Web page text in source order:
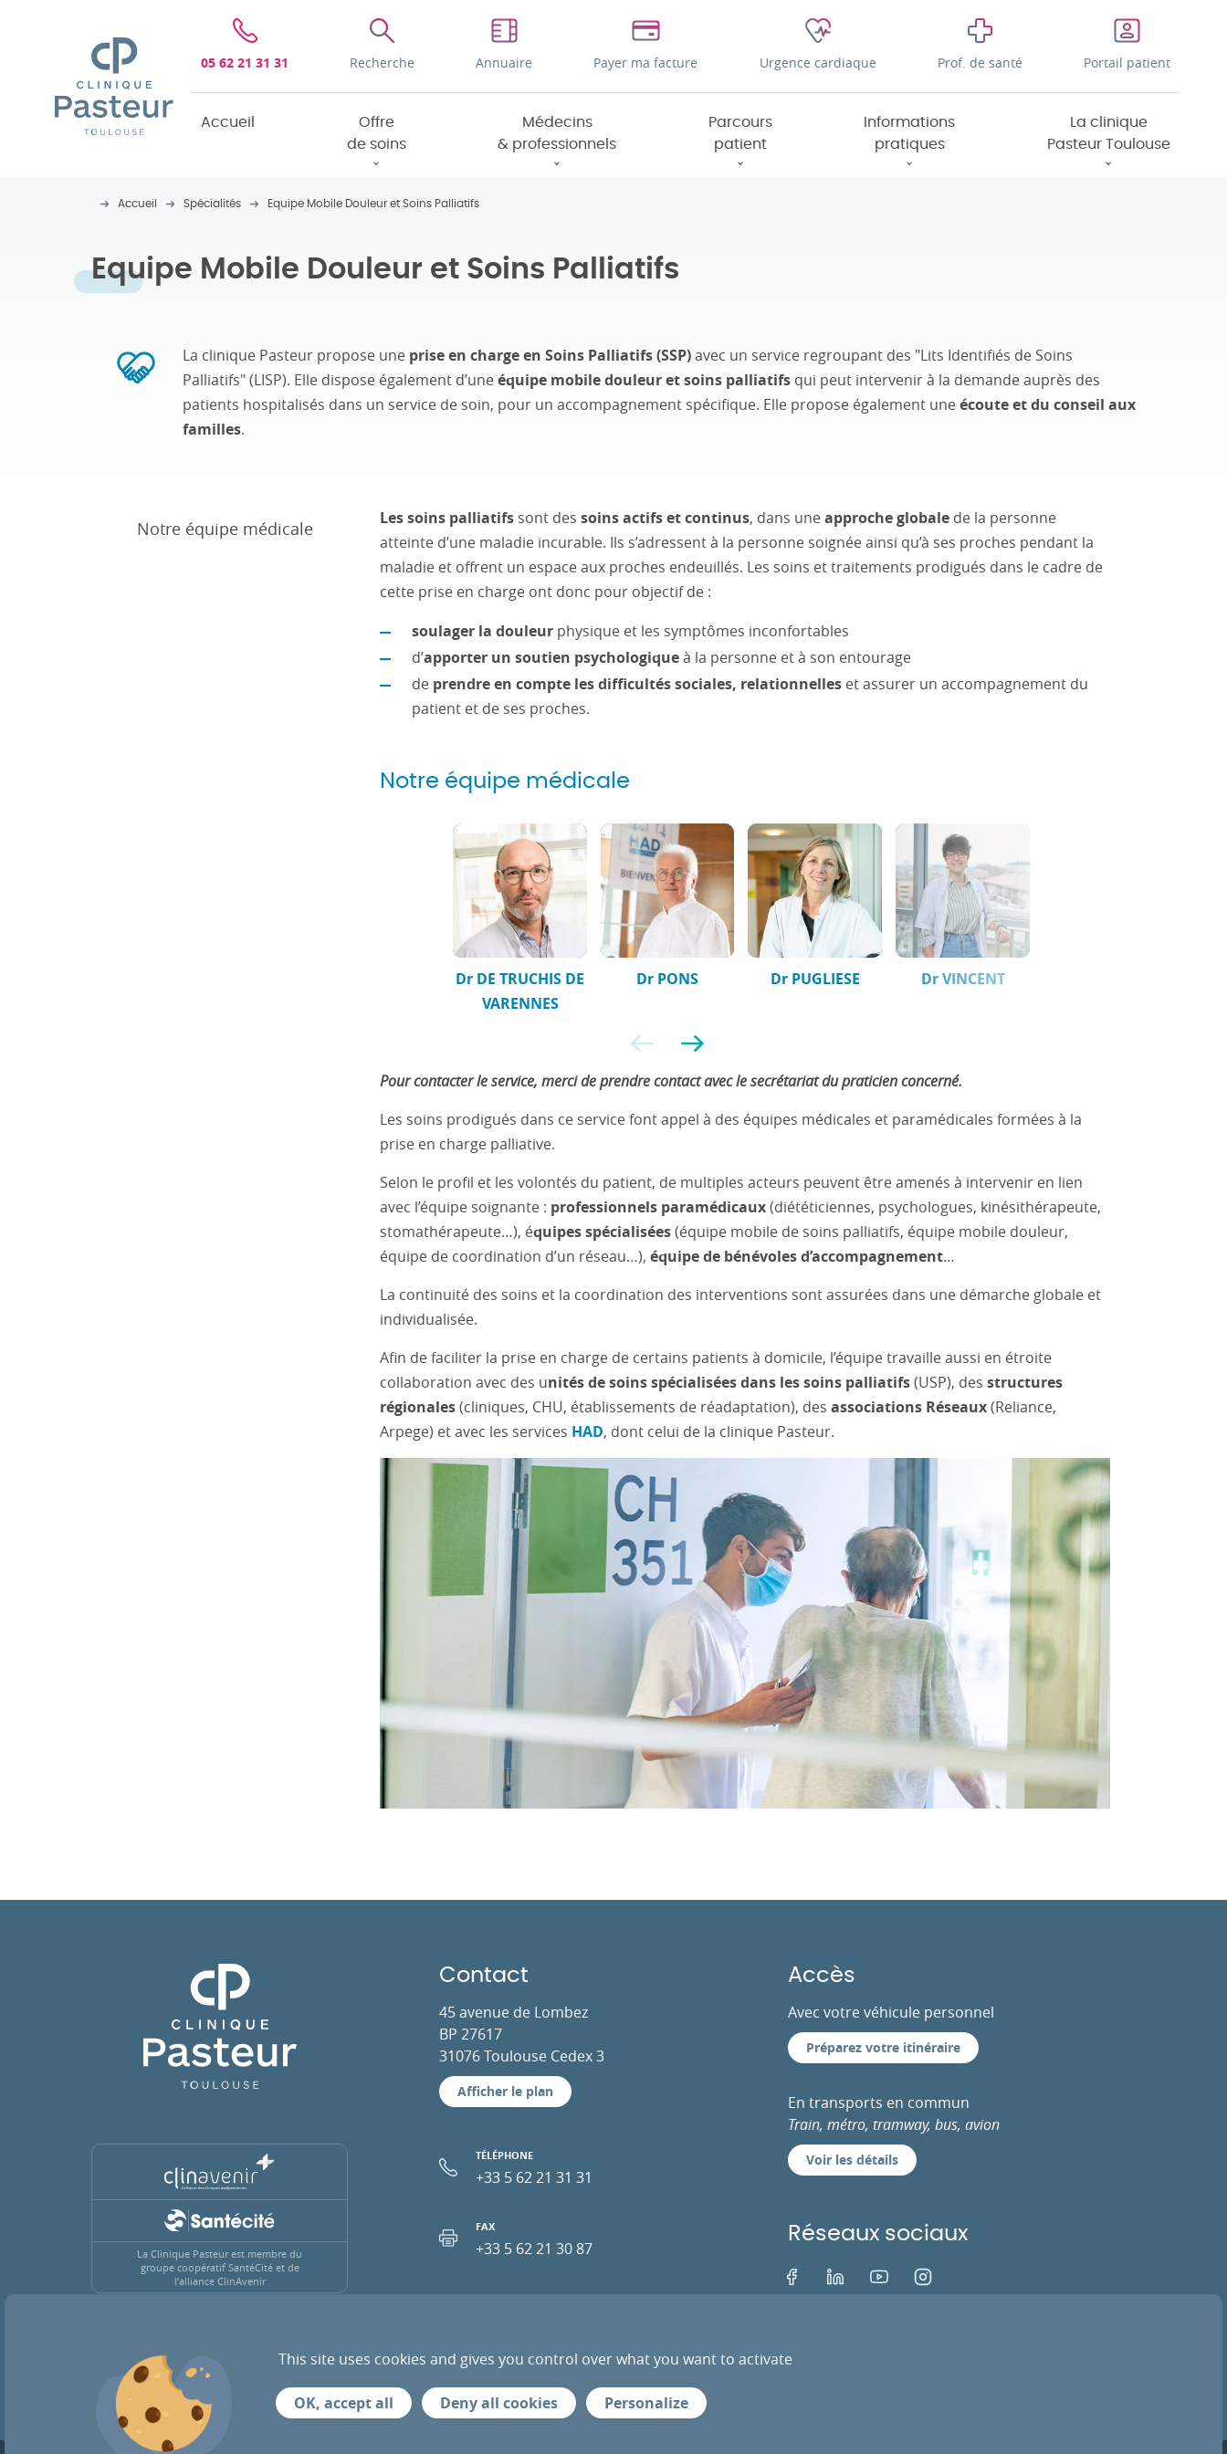
Clinique Pasteur
05 62 21 31 31 Recherche Annuaire Payer ma facture Urgence cardiaque Prof. de santé Portail patient
Accueil
Offre
de soins
Médecins
& professionnels
Parcours
patient
Informations
pratiques
La clinique
Pasteur Toulouse
Accueil Spécialités Equipe Mobile Douleur et Soins Palliatifs
Equipe Mobile Douleur et Soins Palliatifs
La clinique Pasteur propose une prise en charge en Soins Palliatifs (SSP)avec un service regroupant des "Lits Identifiés de Soins
Palliatifs" (LISP). Elle dispose également d’uneéquipe mobile douleur et soins palliatifs qui peut intervenir à la demande auprès des
patients hospitalisés dans un service de soin, pour un accompagnement spécifique. Elle propose également uneécoute et du conseil aux
familles.
Notre équipe médicale Les soins palliatifssont des soins actifs et continus, dans uneapproche globalede la personne
atteinte d’une maladie incurable. Ils s’adressent à la personne soignée ainsi qu’à ses proches pendant la
maladie et offrent un espace aux proches endeuillés. Les soins et traitements prodigués dans le cadre de
cette prise en charge ont donc pour objectif de :
soulager la douleurphysique et les symptômes inconfortables
d’apporter un soutien psychologiqueà la personne et à son entourage
de prendre en compte les difficultés sociales, relationnelleset assurer un accompagnement du
patient et de ses proches.
Notre équipe médicale
Dr DE TRUCHIS DE
VARENNES
Dr PONS Dr PUGLIESE Dr VINCENT
Pour contacter le service, merci de prendre contact avec le secrétariat du praticien concerné.
Les soins prodigués dans ce service font appel à des équipes médicales et paramédicales formées à la
prise en charge palliative.
Selon le profil et les volontés du patient, de multiples acteurs peuvent être amenés à intervenir en lien
avec l’équipe soignante : professionnels paramédicaux(diététiciennes, psychologues, kinésithérapeute,
stomathérapeute…), équipes spécialisées(équipe mobile de soins palliatifs, équipe mobile douleur,
équipe de coordination d’un réseau…), équipe de bénévoles d’accompagnement…
La continuité des soins et la coordination des interventions sont assurées dans une démarche globale et
individualisée.
Afin de faciliter la prise en charge de certains patients à domicile, l’équipe travaille aussi en étroite
collaboration avec des unités de soins spécialisées dans les soins palliatifs(USP), des structures
régionales(cliniques, CHU, établissements de réadaptation), des associations Réseaux(Reliance,
Arpege) et avec les services HAD, dont celui de la clinique Pasteur.
Clinique Pasteur
La Clinique Pasteur est membre du
groupe coopératif SantéCité et de
l’alliance ClinAvenir
Contact
45 avenue de Lombez
BP 27617
31076 Toulouse Cedex 3
Afficher le plan
TÉLÉPHONE
+33 5 62 21 31 31
FAX
+33 5 62 21 30 87
Accès
Avec votre véhicule personnel
Préparez votre itinéraire
En transports en commun
Train, métro, tramway, bus, avion
Voir les détails
Réseaux sociaux
FacebookLinkedIn Youtube Instagram
ACTUALITÉS RECRUTEMENT PRESSE PRESTATAIRES ESPACE PRO
This site uses cookies and gives you control over what you want to activate
OK, accept all Deny all cookies Personalize